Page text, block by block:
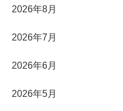
2026年8月
2026年7月
2026年6月
2026年5月